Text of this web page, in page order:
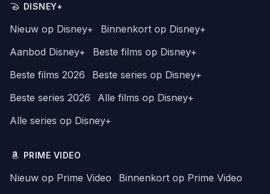
DISNEY+
Nieuw op Disney+
Binnenkort op Disney+
Aanbod Disney+
Beste films op Disney+
Beste films 2026
Beste series op Disney+
Beste series 2026
Alle films op Disney+
Alle series op Disney+
PRIME VIDEO
Nieuw op Prime Video
Binnenkort op Prime Video